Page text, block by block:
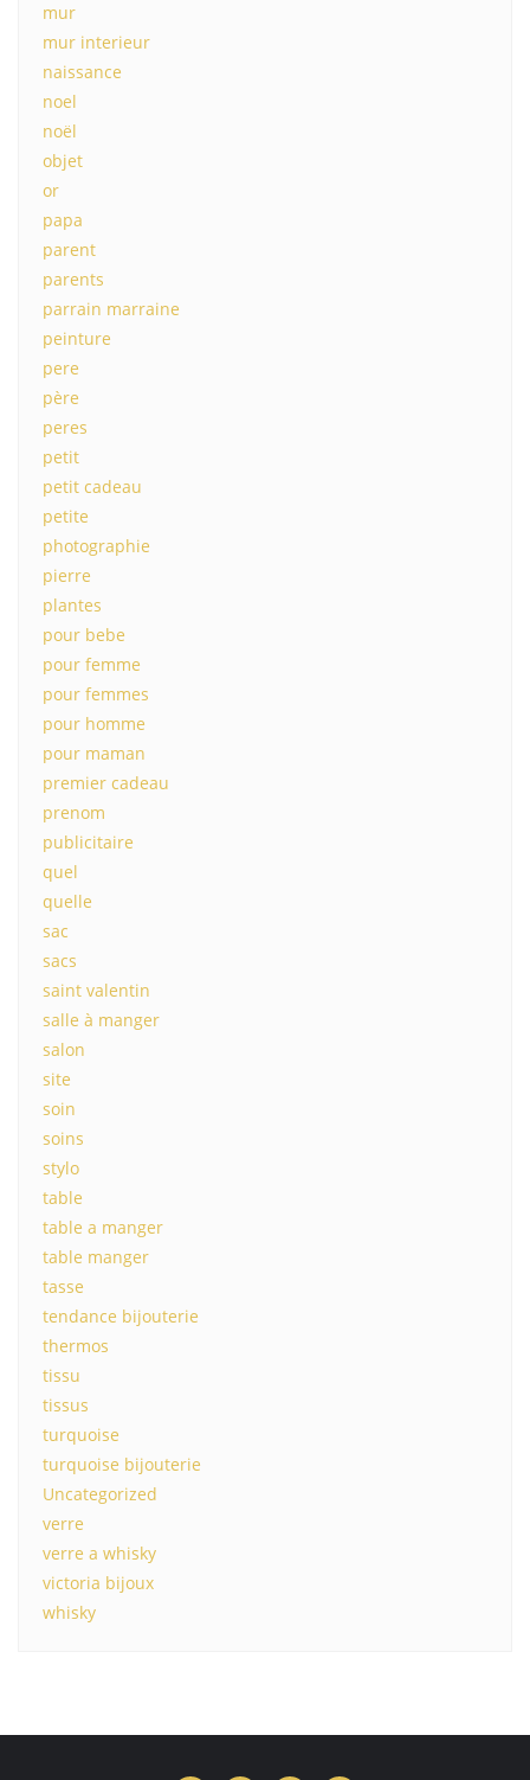
mur
mur interieur
naissance
noel
noël
objet
or
papa
parent
parents
parrain marraine
peinture
pere
père
peres
petit
petit cadeau
petite
photographie
pierre
plantes
pour bebe
pour femme
pour femmes
pour homme
pour maman
premier cadeau
prenom
publicitaire
quel
quelle
sac
sacs
saint valentin
salle à manger
salon
site
soin
soins
stylo
table
table a manger
table manger
tasse
tendance bijouterie
thermos
tissu
tissus
turquoise
turquoise bijouterie
Uncategorized
verre
verre a whisky
victoria bijoux
whisky